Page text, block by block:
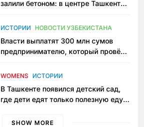
залили бетоном: в центре Ташкента
пространство
ИСТОРИИ НОВОСТИ УЗБЕКИСТАНА
Власти выплатят 300 млн сумов
предпринимателю, который провёл
приговору
WOMENS ИСТОРИИ
В Ташкенте появился детский сад,
где дети едят только полезную еду.
просить «кашу без сахара»
SHOW MORE